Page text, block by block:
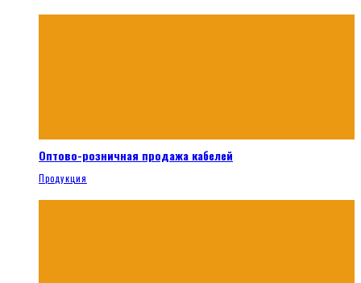
Оптово-розничная продажа кабелей
Продукция